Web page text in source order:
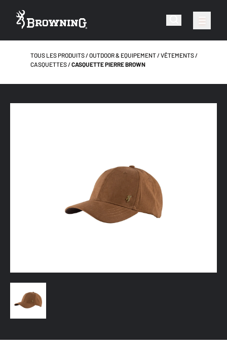
TOUS LES PRODUITS OUTDOOR & EQUIPEMENT
VÊTEMENTS
CASQUETTES
CASQUETTE PIERRE BROWN